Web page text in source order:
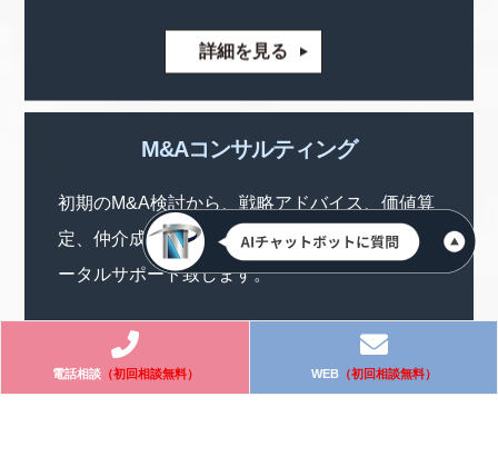
詳細を見る
M&Aコンサルティング
初期のM&A検討から、戦略アドバイス、価値算
定、仲介成立までお客様のニーズに合わせてト
ータルサポート致します。
電話相談（初回相談無料） WEB（初回相談無料）